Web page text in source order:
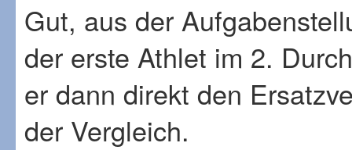
Gut, aus der
der erste Athlet im 2.
er dann direkt den
der Vergleich.